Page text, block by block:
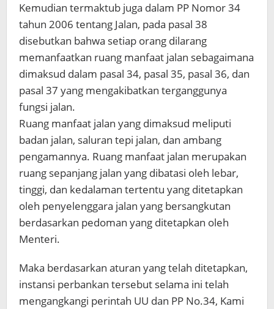
Kemudian termaktub juga dalam PP Nomor 34
tahun 2006 tentang Jalan, pada pasal 38
disebutkan bahwa setiap orang dilarang
memanfaatkan ruang manfaat jalan sebagaimana
dimaksud dalam pasal 34, pasal 35, pasal 36, dan
pasal 37 yang mengakibatkan terganggunya
fungsi jalan.
Ruang manfaat jalan yang dimaksud meliputi
badan jalan, saluran tepi jalan, dan ambang
pengamannya. Ruang manfaat jalan merupakan
ruang sepanjang jalan yang dibatasi oleh lebar,
tinggi, dan kedalaman tertentu yang ditetapkan
oleh penyelenggara jalan yang bersangkutan
berdasarkan pedoman yang ditetapkan oleh
Menteri.
Maka berdasarkan aturan yang telah ditetapkan,
instansi perbankan tersebut selama ini telah
mengangkangi perintah UU dan PP No.34, Kami